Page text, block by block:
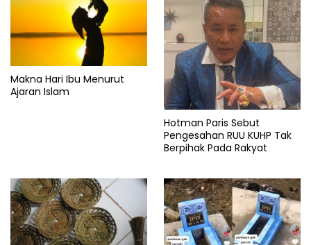
Makna Hari Ibu Menurut
Ajaran Islam
Hotman Paris Sebut
Pengesahan RUU KUHP Tak
Berpihak Pada Rakyat